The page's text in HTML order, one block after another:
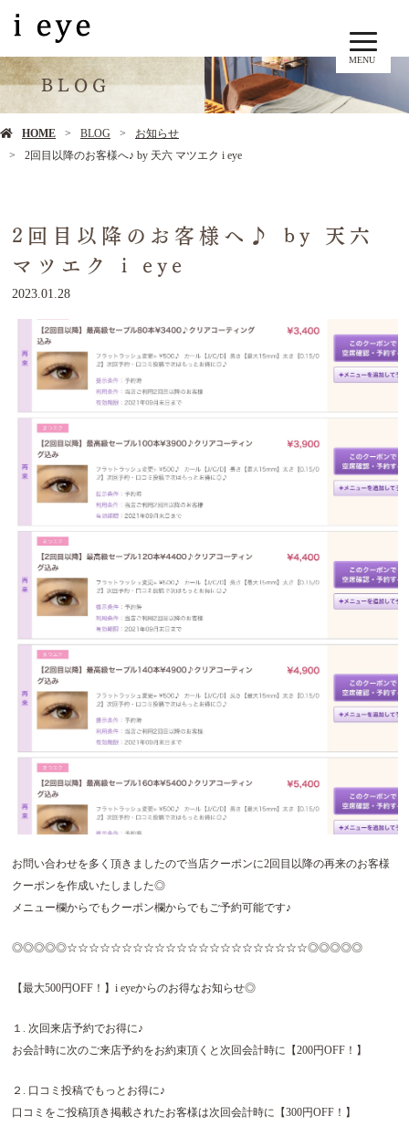
MENU
BLOG
HOME BLOG
お知らせ
2回目以降のお客様へ♪ by 天六 マツエク i eye
2回目以降のお客様へ♪ by 天六
マツエク i eye
2023.01.28
お問い合わせを多く頂きましたので当店クーポンに2回目以降の再来のお客様
クーポンを作成いたしました◎
メニュー欄からでもクーポン欄からでもご予約可能です♪
◎◎◎◎◎☆☆☆☆☆☆☆☆☆☆☆☆☆☆☆☆☆☆☆☆☆☆◎◎◎◎◎
【最大500円OFF！】i eyeからのお得なお知らせ◎
１. 次回来店予約でお得に♪
お会計時に次のご来店予約をお約束頂くと次回会計時に【200円OFF！】
２. 口コミ投稿でもっとお得に♪
口コミをご投稿頂き掲載されたお客様は次回会計時に【300円OFF！】